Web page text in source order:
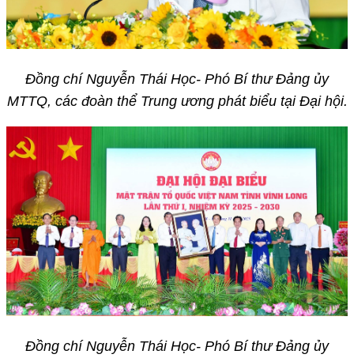
Đồng chí Nguyễn Thái Học- Phó Bí thư Đảng ủy
MTTQ, các đoàn thể Trung ương phát biểu tại Đại hội.
Đồng chí Nguyễn Thái Học- Phó Bí thư Đảng ủy